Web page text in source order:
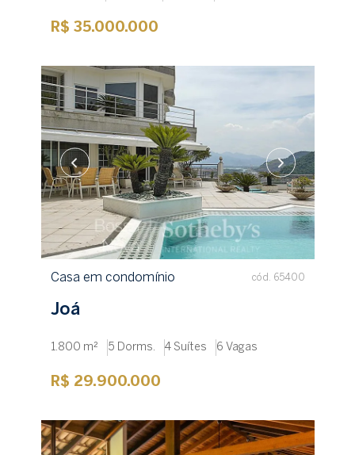
R$ 35.000.000
Casa em condomínio cód. 65400
Joá
1.800 m² 5 Dorms. 4 Suítes 6 Vagas
R$ 29.900.000